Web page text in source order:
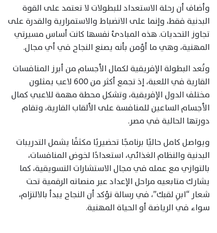
وأضاف أن رحلة الاستعداد للبطولات لا تعتمد على القوة
البدنية فقط، وإنما على الانضباط والاستمرارية والقدرة على
تجاوز التحديات. هذه المبادئ نفسها كانت أساس مسيرتي
المهنية، وهي ما أؤمن بأنه يصنع النجاح في أي مجال.
وتُعد البطولة الإفريقية لكمال الأجسام من أبرز المنافسات
القارية في اللعبة، إذ تجمع أكثر من 600 لاعب يمثلون
مختلف الدول الإفريقية، وتشكل محطة مهمة للاعبي كمال
الأجسام الساعين للمنافسة على الألقاب القارية، وتقام
دورتها الحالية في مصر.
ويواصل كامل حاليًا برنامجًا تحضيريًا مكثفًا يشمل التدريبات
البدنية والنظام الغذائي، استعدادًا لخوض المنافسات،
بالتوازي مع عمله في مجال الاستشارات التسويقية، كما
يشارك متابعيه مراحل الإعداد عبر منصاته الرقمية تحت
شعار “ابنِ لقبك”، في رسالة تؤكد أن النجاح يبدأ بالالتزام،
سواء في الرياضة أو الحياة المهنية.